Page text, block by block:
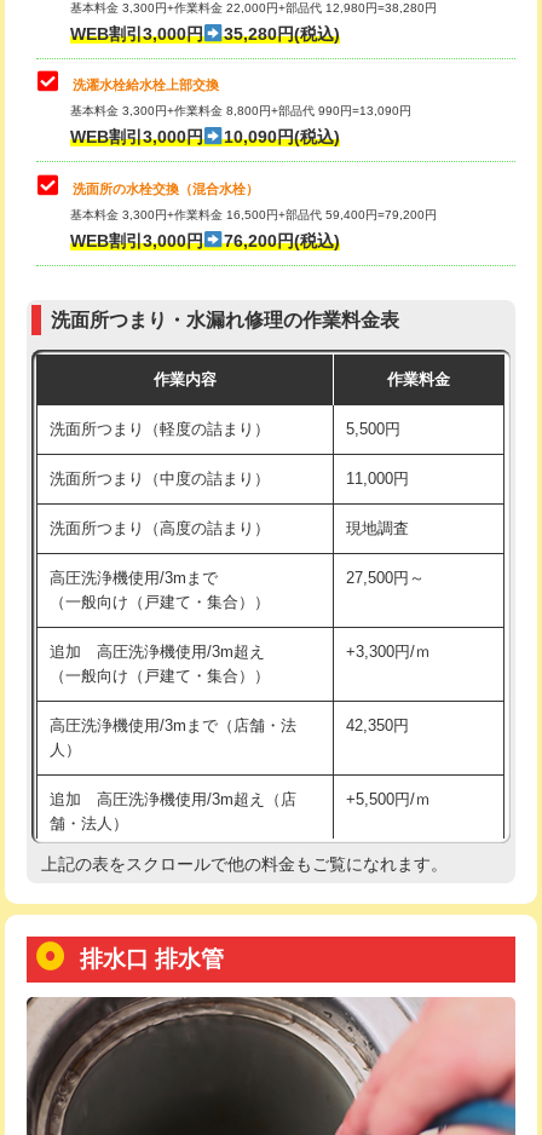
排水管工事（排水管工事/3ｍまで） 55,000円
排水管工事（追加 排水管工事/3ｍ超
え）
マス交換（土の掘削・埋め戻し作業）
マス交換（深さ50㎝未満）
マス交換（深さ50㎝以上）
モルタル補修（厚さ10㎝まで） 27,500円
モルタル補修（厚さ10㎝超え） 38,500円
洗面台設置 38,500円
バスタブ設置 現場見積
追加人工 16,500円
廃棄・処分
※給水管工事は20mmまでの価格です。
その他部品の脱着
交換・取付（タンク）
交換・取付(単水栓（壁付・デッキ
式）)
交換・取付(混合水栓（壁付・デッキ
式・ワンホール）)
16,500円+材料費
（P/S/ポップアップ））
交換・取付（その他部品） 11,000円+材料費
持込商品取付（単水栓） 13,200円
持込商品取付（混合水栓） 16,500円
持込商品取付（浄水器・分岐水栓） 16,500円
給水管工事※（ホール加工) 16,500円
給水管工事※（バンド止め)
給水管工事※（支持金具設置) 5,500円
給水管工事※（保温材使用（バンド止
め込み）)
5,500円
給水管工事※（土の掘削・埋め戻し作
業)
11,000円
用/3ｍまで)
用（追加）/3ｍ超え)
給水管工事※（ライニング鋼管・銅
管・ポリ管・HT管使用/3ｍまで)
44,000円
給水管工事※（ライニング鋼管・銅
管・ポリ管・HT管使用/3ｍ超え)
+8,800円
基本料金 3,300円+作業料金 22,000円+部品代 12,980円=38,280円
WEB割引3,000円 35,280円(税込)
洗濯水栓給水栓上部交換
基本料金 3,300円+作業料金 8,800円+部品代 990円=13,090円
WEB割引3,000円 10,090円(税込)
洗面所の水栓交換（混合水栓）
基本料金 3,300円+作業料金 16,500円+部品代 59,400円=79,200円
WEB割引3,000円 76,200円(税込)
洗面所つまり・水漏れ修理の作業料金表
作業内容 作業料金
洗面所つまり（軽度の詰まり） 5,500円
洗面所つまり（中度の詰まり） 11,000円
洗面所つまり（高度の詰まり） 現地調査
高圧洗浄機使用/3mまで
（一般向け（戸建て・集合））
27,500円～
追加 高圧洗浄機使用/3m超え
（一般向け（戸建て・集合））
+3,300円/ｍ
高圧洗浄機使用/3mまで（店舗・法
人）
42,350円
追加 高圧洗浄機使用/3m超え（店
舗・法人）
+5,500円/ｍ
高度高圧洗浄換 現地調査
トーラー機使用/3mまで
追加トーラー機使用/3m超え +3,300円
カメラ調査 33,000円
桝清掃 8,800円
上記の表をスクロールで他の料金もご覧になれます。
排水口 排水管